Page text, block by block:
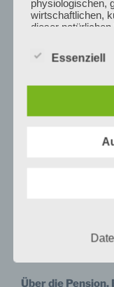
einige Kriege
Über die
physiologischen,
wirtschaftlichen,
dieser
b) betroffene
identifizierbare
automatisierter
Essenziell